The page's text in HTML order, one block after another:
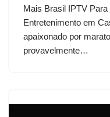
Mais Brasil IPTV Para
Entretenimento em
apaixonado por
provavelmente…